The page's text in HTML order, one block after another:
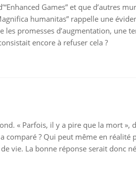
Games” et que d’autres
humanitas” rappelle une
les promesses d’augmentation, une
encore à refuser cela ?
« Parfois, il y a pire que la mort
comparé ? Qui peut même en
vie. La bonne réponse serait donc